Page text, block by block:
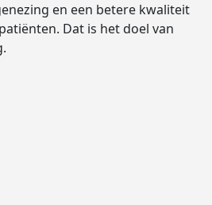
en een betere kwaliteit
Dat is het doel van